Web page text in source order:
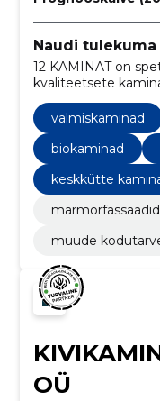
Naudi
12 KAMINAT on
kvaliteetsete
aastast. Meie
materjalidest ja
erinevatesse
valmiskaminad
biokaminad
keskkütte
marmorfassaadid
muude
OÜ